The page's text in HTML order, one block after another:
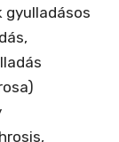
gyulladásos